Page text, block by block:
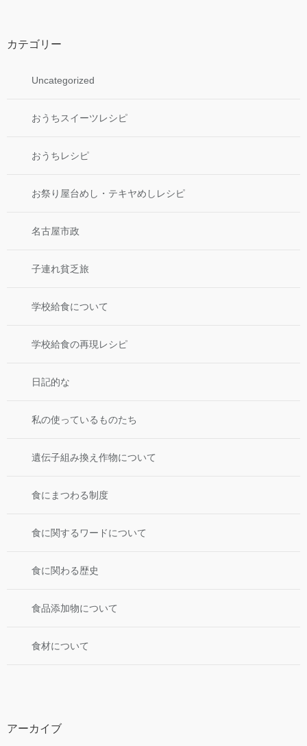
カテゴリー
Uncategorized
おうちスイーツレシピ
おうちレシピ
お祭り屋台めし・テキヤめしレシピ
名古屋市政
子連れ貧乏旅
学校給食について
学校給食の再現レシピ
日記的な
私の使っているものたち
遺伝子組み換え作物について
食にまつわる制度
食に関するワードについて
食に関わる歴史
食品添加物について
食材について
アーカイブ